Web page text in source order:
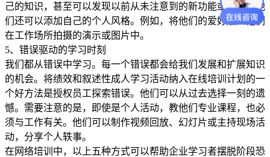
己的知识，甚至可以发现以前从未注意到的新功能或优势。他
们还可以添加自己的个人风格。例如，将他们的爱好融入他们
在工作场所拍摄的演示或图片中。
5、错误驱动的学习时刻
我们都从错误中学习。每一个错误都会给我们发展和扩展知识
的机会。将绩效和叙述性成人学习活动纳入在线培训计划的一
个好方法是授权员工探索错误。他们可以从过去选择一刻的遗
憾。需要注意的是，即使是个人活动，教他们专业课程，也必
须与工作有关。他们可以制作视频回放、幻灯片或主持现场活
动，分享个人轶事。
在网络培训中，以上五种方式可以帮助企业学习者摆脱阶段恐